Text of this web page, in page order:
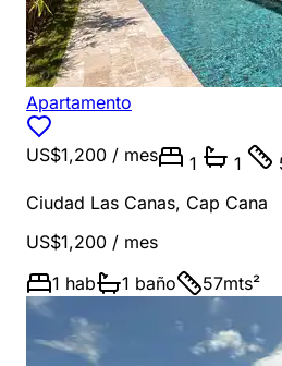
Apartamento
US$1,200 / mes 1 1
Ciudad Las Canas, Cap Cana
US$1,200 / mes
1 hab 1 baño 57mts²